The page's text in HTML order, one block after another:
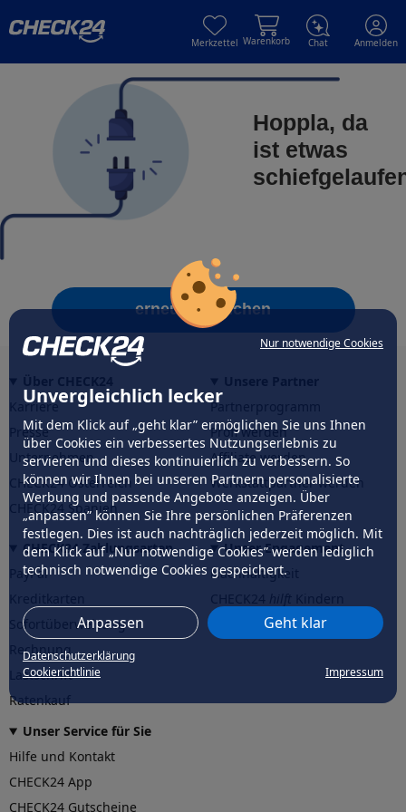
Nur notwendige Cookies
Unvergleichlich lecker
Mit dem Klick auf „geht klar” ermöglichen Sie uns Ihnen
über Cookies ein verbessertes Nutzungserlebnis zu
servieren und dieses kontinuierlich zu verbessern. So
können wir Ihnen bei unseren Partnern personalisierte
Werbung und passende Angebote anzeigen. Über
„anpassen” können Sie Ihre persönlichen Präferenzen
festlegen. Dies ist auch nachträglich jederzeit möglich. Mit
dem Klick auf „Nur notwendige Cookies” werden lediglich
technisch notwendige Cookies gespeichert.
Anpassen Geht klar
Datenschutzerklärung
Cookierichtlinie
Impressum
Merkzettel Warenkorb Chat Anmelden
Hoppla, da
ist etwas
erneut versuchen
Karriere
Presse
Unternehmen
CHECK24 Österreich
CHECK24 Spanien
Partnerprogramm
Profi werden
Affiliate werden
Werkstattpartner werden
CHECK24 Zahlungsarten
PayPal
Sofortüberweisung
Rechnung
Lastschrift
Ratenkauf
Unser Engagement
Nachhaltigkeit
CHECK24hilftder Natur
Unser Service für Sie
Hilfe und Kontakt
CHECK24 App
CHECK24 Gutscheine